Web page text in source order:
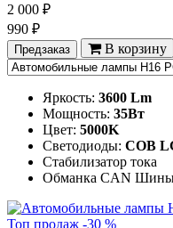
2 000 ₽
990 ₽
Предзаказ В корзину
Яркость: 3600 Lm
Мощность: 35Вт
Цвет: 5000K
Светодиоды: COB
Стабилизатор тока
Обманка CAN
Топ продаж -30 %